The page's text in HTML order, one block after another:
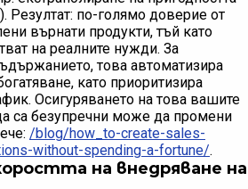
Резултат: по-голямо доверие от
върнати продукти, тъй като
на реалните нужди. За
това автоматизира
като приоритизира
Осигуряването на това вашите
са безупречни може да промени
/blog/how_to-create-sales-
without-spending-a-fortune/.
на внедряване на